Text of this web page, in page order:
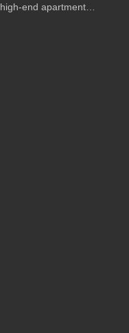
high-end apartment